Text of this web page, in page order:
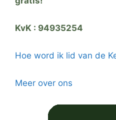
KvK : 94935254
Hoe word ik lid van de
Meer over ons